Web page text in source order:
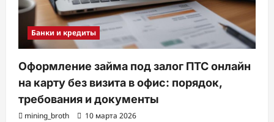
Банки и кредиты
Оформление займа под залог ПТС онлайн
на карту без визита в офис: порядок,
требования и документы
mining_broth 10 марта 2026